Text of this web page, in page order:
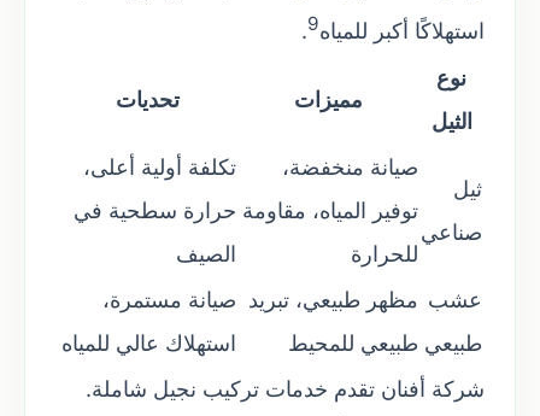
استهلاكًا أكبر للمياه9
.
نوع
الثيل
مميزات تحديات
ثيل
صناعي
صيانة منخفضة،
توفير المياه، مقاومة
للحرارة
تكلفة أولية أعلى،
حرارة سطحية في
الصيف
عشب
طبيعي
مظهر طبيعي، تبريد
طبيعي للمحيط
صيانة مستمرة،
استهلاك عالي للمياه
شركة أفنان تقدم خدمات تركيب نجيل شاملة.